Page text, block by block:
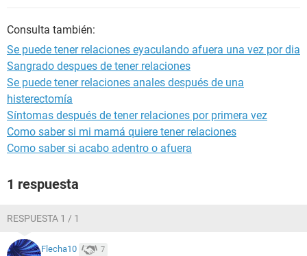
Consulta también:
Se puede tener relaciones eyaculando afuera una vez por dia
Sangrado despues de tener relaciones
Se puede tener relaciones anales después de una
histerectomía
Síntomas después de tener relaciones por primera vez
Como saber si mi mamá quiere tener relaciones
Como saber si acabo adentro o afuera
1 respuesta
RESPUESTA 1 / 1
Flecha10 7